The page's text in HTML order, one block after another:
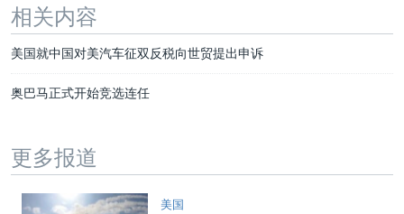
相关内容
美国就中国对美汽车征双反税向世贸提出申诉
奥巴马正式开始竞选连任
更多报道
美国